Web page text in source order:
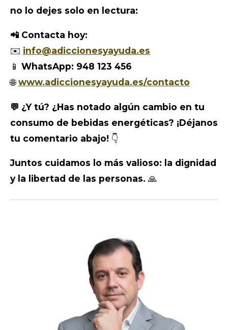
no lo dejes solo en lectura:
📲 Contacta hoy:
✉️ info@adiccionesyayuda.es
📱 WhatsApp: 948 123 456
🌐 www.adiccionesyayuda.es/contacto
💬 ¿Y tú? ¿Has notado algún cambio en tu
consumo de bebidas energéticas? ¡Déjanos
tu comentario abajo! 👇
Juntos cuidamos lo más valioso: la dignidad
y la libertad de las personas. 🙏